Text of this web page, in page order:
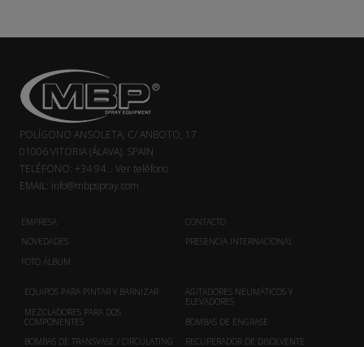
POLÍGONO ANSOLETA, C/ ANBOTO, 17
01006 VITORIA (ÁLAVA). SPAIN
TELÉFONO: +34 94... Ver teléfono
EMAIL: info@mbpspray.com
EMPRESA
NOVEDADES
FOTO ÁLBUM
CONTACTO
PRESENCIA INTERNACIONAL
EQUIPOS PARA PINTAR Y BARNIZAR
MEZCLADORES PARA DOS
COMPONENTES
BOMBAS DE TRANSVASE / CIRCULATING
AGITADORES NEUMÁTICOS Y
ELEVADORES
BOMBAS DE ENGRASE
RECUPERADOR DE DISOLVENTE